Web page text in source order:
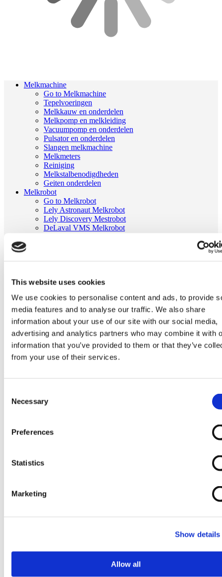
This website uses cookies
We use cookies to personalise content and ads, to provide
media features and to analyse our traffic. We also share
information about your use of our site with our social media,
advertising and analytics partners who may combine it with
information that you’ve provided to them or that they’ve
from your use of their services.
Selection
Necessary
Preferences
Statistics
Marketing
Show details
Allow all
Melkmachine
Go to Melkmachine
Tepelvoeringen
Melkkauw en onderdelen
Melkpomp en melkleiding
Vacuumpomp en onderdelen
Pulsator en onderdelen
Slangen melkmachine
Melkmeters
Reiniging
Melkstalbenodigdheden
Geiten onderdelen
Melkrobot
Go to Melkrobot
Lely Astronaut Melkrobot
Lely Discovery Mestrobot
DeLaval VMS Melkrobot
Stal benodigdheden
Ambic onderdelen
stalartikelen
Skelex
Home
Melkmachine
Tepelvoeringen
Tepelvoering passend voor Fullwood 20169